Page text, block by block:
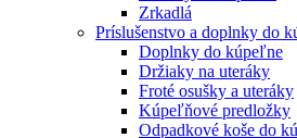
Zrkadlá
Príslušenstvo a doplnky do
Doplnky do kúpeľne
Držiaky na uteráky
Froté osušky a uteráky
Kúpeľňové predložky
Odpadkové koše do